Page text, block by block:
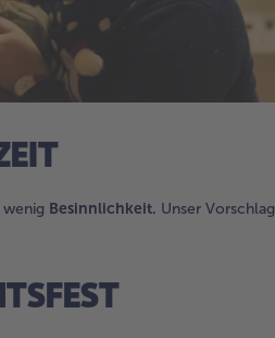
Besinnlichkeit. Unser